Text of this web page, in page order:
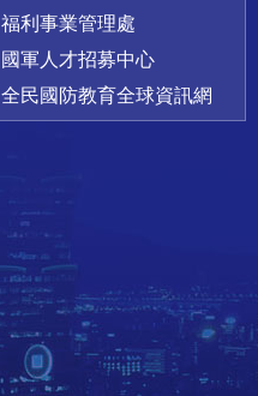
福利事業管理處
國軍人才招募中心
全民國防教育全球資訊網